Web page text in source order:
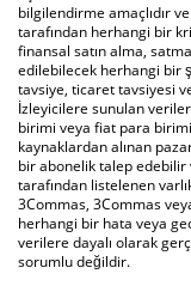
bilgilendirme amaçlıdır
tarafından herhangi bir
finansal satın alma,
edilebilecek herhangi bir
tavsiye, ticaret tavsiyesi
İzleyicilere sunulan
birimi veya fiat para
kaynaklardan alınan
bir abonelik talep edebilir
tarafından listelenen
3Commas, 3Commas
herhangi bir hata veya
verilere dayalı olarak
sorumlu değildir.